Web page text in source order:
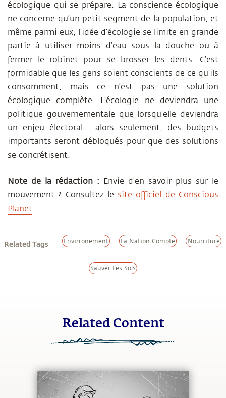
écologique qui se prépare. La conscience écologique
ne concerne qu’un petit segment de la population, et
même parmi eux, l’idée d’écologie se limite en grande
partie à utiliser moins d’eau sous la douche ou à
fermer le robinet pour se brosser les dents. C’est
formidable que les gens soient conscients de ce qu’ils
consomment, mais ce n’est pas une solution
écologique complète. L’écologie ne deviendra une
politique gouvernementale que lorsqu’elle deviendra
un enjeu électoral : alors seulement, des budgets
importants seront débloqués pour que des solutions
se concrétisent.
Note de la rédaction :
Envie d’en savoir plus sur le
mouvement ? Consultez le site officiel de Conscious
Planet.
Related Tags Envirronement La Nation Compte Nourriture
Sauver Les Sols
Related Content